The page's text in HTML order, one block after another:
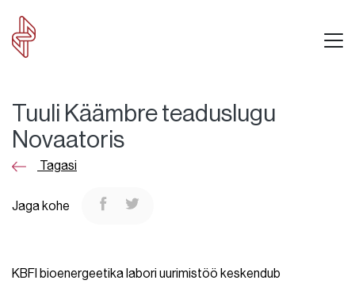
Tuuli Käämbre teaduslugu
Novaatoris
Tagasi
Jaga kohe
KBFI bioenergeetika labori uurimistöö keskendub